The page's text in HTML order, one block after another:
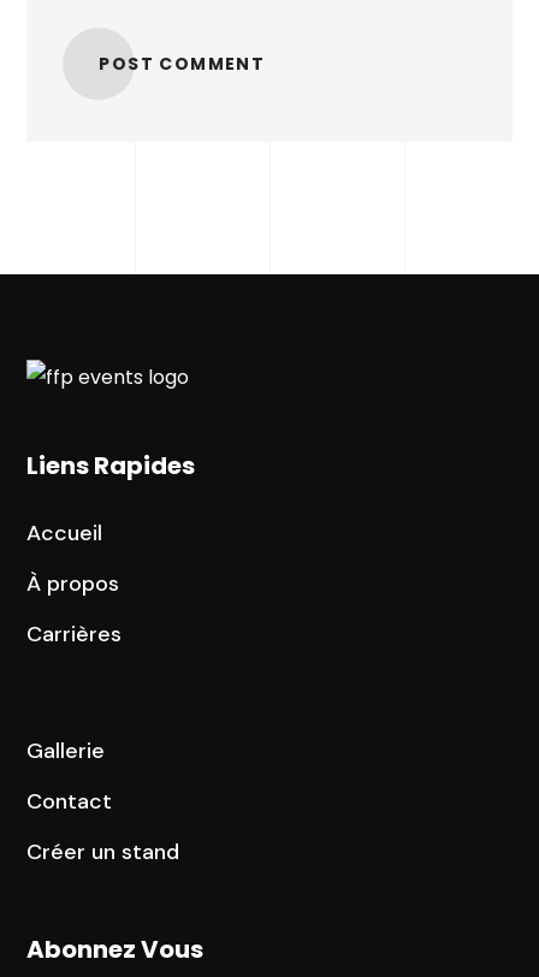
POST COMMENT
Liens Rapides
Accueil
À propos
Carrières
Gallerie
Contact
Créer un stand
Abonnez Vous